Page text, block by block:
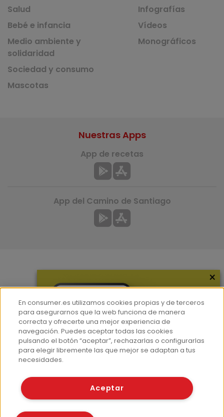
Salud
Bebé e infancia
Medio ambiente y
solidaridad
Sociedad y consumo
Mascotas
Infografías
Vídeos
Monográficos
Hemeroteca
Contacto
Prensa
Corpus Lingüístico Consumer
Nuestras Apps
App de recetas
App del Camino de Santiago
© Fundación EROSKI
Políticas de cookies
×
En consumer.es utilizamos cookies propias y de terceros
para asegurarnos que la web funciona de manera
correcta y ofrecerte una mejor experiencia de
navegación. Puedes aceptar todas las cookies
pulsando el botón “aceptar”, rechazarlas o configurarlas
para elegir libremente las que mejor se adaptan a tus
necesidades.
Aceptar